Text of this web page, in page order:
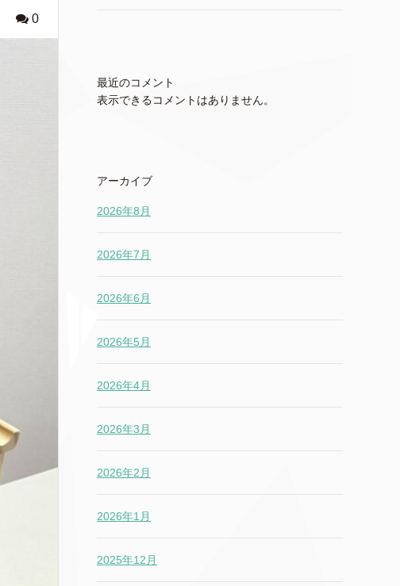
0
最近のコメント
表示できるコメントはありません。
アーカイブ
2026年8月
2026年7月
2026年6月
2026年5月
2026年4月
2026年3月
2026年2月
2026年1月
2025年12月